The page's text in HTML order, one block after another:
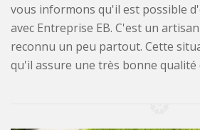
vous informons qu'il est possible
avec Entreprise EB. C'est un
reconnu un peu partout. Cette
qu'il assure une très bonne qualité